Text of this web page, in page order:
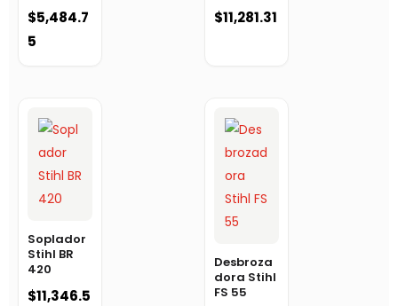
$5,484.7
5
$11,281.31
Soplador
Stihl BR
420
$11,346.5
Desbroza
dora Stihl
FS 55